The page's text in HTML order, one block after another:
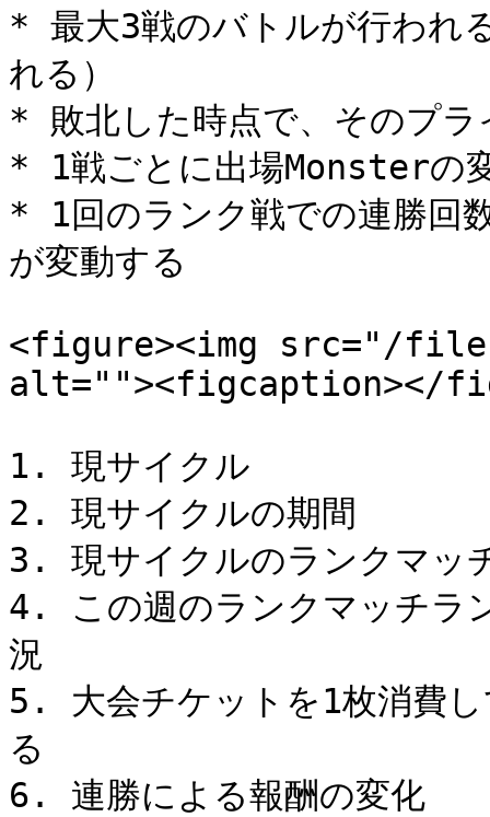
* 最大3戦のバトルが行われ
れる）
* 敗北した時点で、そのプ
* 1戦ごとに出場Monsterの
* 1回のランク戦での連勝回
が変動する
<figure><img src="/files/
alt=""><figcaption></
1. 現サイクル
2. 現サイクルの期間
3. 現サイクルのランクマッ
4. この週のランクマッチラ
況
5. 大会チケットを1枚消費
る
6. 連勝による報酬の変化